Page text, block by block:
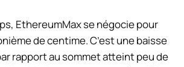
EthereumMax se négocie pour
de centime. C’est une baisse
rapport au sommet atteint peu de